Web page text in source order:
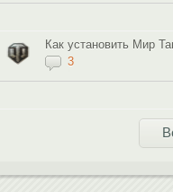
Как установить Мир
3